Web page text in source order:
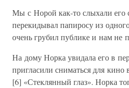
Мы с Норой как-то слыхали его
перекидывал папиросу из
очень грубил публике и нам не
На дому Норка увидала его в
пригласили сниматься для
[6] «Стеклянный глаз». Норка